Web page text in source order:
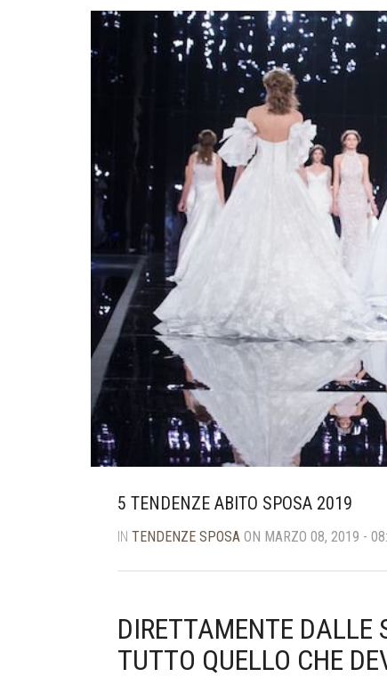
5 TENDENZE ABITO SPOSA 2019
IN TENDENZE SPOSA ON MARZO 08, 2019 -
DIRETTAMENTE DALLE
TUTTO QUELLO CHE